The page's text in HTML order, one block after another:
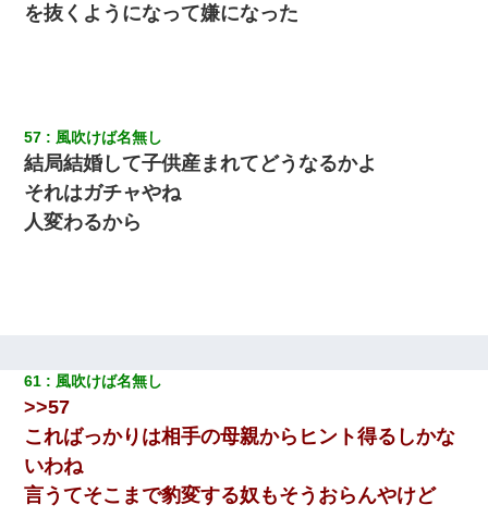
を抜くようになって嫌になった
57 風吹けば名無し
結局結婚して子供産まれてどうなるかよ
それはガチャやね
人変わるから
61 風吹けば名無し
>>57
こればっかりは相手の母親からヒント得るしかな
いわね
言うてそこまで豹変する奴もそうおらんやけど